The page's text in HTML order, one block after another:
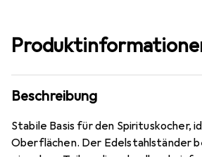
Beschreibung
Stabile Basis für den Spirituskocher,
Oberflächen. Der Edelstahlständer